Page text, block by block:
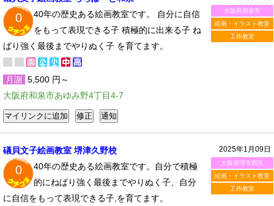
大阪府和泉市
絵画・イラスト教室
工作教室
0
40年の歴史ある絵画教室です。 自分に自信
をもって表現できる子 積極的に出来る子 ね
ばり強く最後までやりぬく子 を育てます。
月謝 5,500 円～
大阪府和泉市あゆみ野4丁目4-7
2025年1月09日
大阪府堺市西区
絵画・イラスト教室
工作教室
礒貝文子絵画教室 堺津久野校
0
40年の歴史ある絵画教室です。自分で積極
的にねばり強く最後までやりぬく子、自分
に自信をもって表現できる子,を育てます。